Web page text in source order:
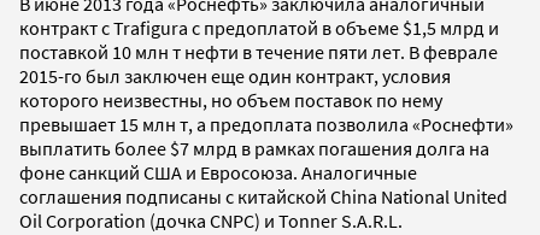
контракт с Trafigura с предоплатой в объеме $1,5 млрд и
поставкой 10 млн т нефти в течение пяти лет. В феврале
2015-го был заключен еще один контракт, условия
которого неизвестны, но объем поставок по нему
превышает 15 млн т, а предоплата позволила «Роснефти»
выплатить более $7 млрд в рамках погашения долга на
фоне санкций США и Евросоюза. Аналогичные
соглашения подписаны с китайской China National United
Oil Corporation (дочка CNPC) и Tonner S.A.R.L.